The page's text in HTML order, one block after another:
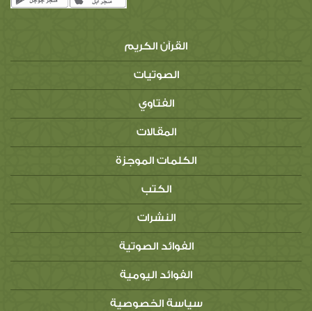
القرآن الكريم
الصوتيات
الفتاوي
المقالات
الكلمات الموجزة
الكتب
النشرات
الفوائد الصوتية
الفوائد اليومية
سياسة الخصوصية